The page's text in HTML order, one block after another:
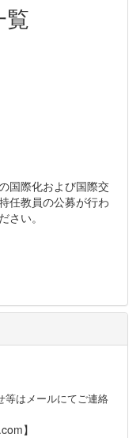
覧
国際化および国際交
任教員の公募が行わ
い。
等はメールにてご連絡
】